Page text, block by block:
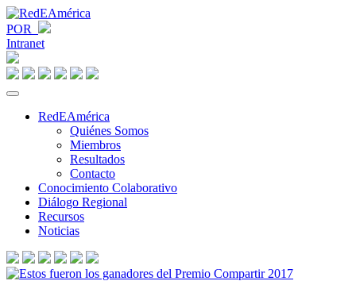
POR
Intranet
RedEAmérica
Quiénes Somos
Miembros
Resultados
Contacto
Conocimiento Colaborativo
Diálogo Regional
Recursos
Noticias